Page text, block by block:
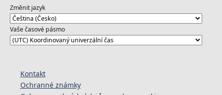
Změnit jazyk
Vaše časové pásmo
Kontakt
Ochranné známky